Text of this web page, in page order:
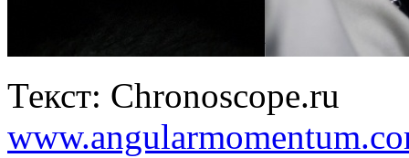
Текст: Chronoscope.ru